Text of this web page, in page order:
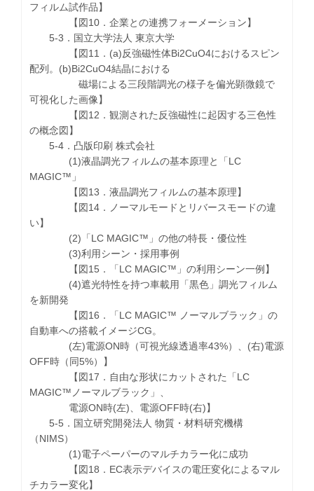
フィルム試作品】
【図10．企業との連携フォーメーション】
5-3．国立大学法人 東京大学
【図11．(a)反強磁性体Bi2CuO4におけるスピン
配列。(b)Bi2CuO4結晶における
磁場による三段階調光の様子を偏光顕微鏡で
可視化した画像】
【図12．観測された反強磁性に起因する三色性
の概念図】
5-4．凸版印刷 株式会社
(1)液晶調光フィルムの基本原理と「LC
MAGIC™」
【図13．液晶調光フィルムの基本原理】
【図14．ノーマルモードとリバースモードの違
い】
(2)「LC MAGIC™」の他の特長・優位性
(3)利用シーン・採用事例
【図15．「LC MAGIC™」の利用シーン一例】
(4)遮光特性を持つ車載用「黒色」調光フィルム
を新開発
【図16．「LC MAGIC™ ノーマルブラック」の
自動車への搭載イメージCG。
(左)電源ON時（可視光線透過率43%）、(右)電源
OFF時（同5%）】
【図17．自由な形状にカットされた「LC
MAGIC™ノーマルブラック」、
電源ON時(左)、電源OFF時(右)】
5-5．国立研究開発法人 物質・材料研究機構
（NIMS）
(1)電子ペーパーのマルチカラー化に成功
【図18．EC表示デバイスの電圧変化によるマル
チカラー変化】